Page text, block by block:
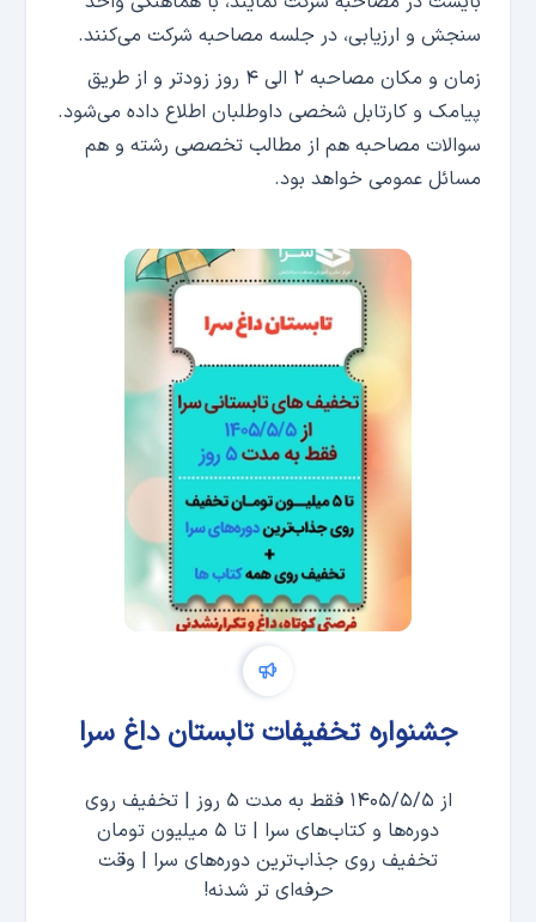
سنجش و ارزیابی، در جلسه مصاحبه شرکت می‌کنند.
زمان و مکان مصاحبه ۲ الی ۴ روز زودتر و از طریق
پیامک و کارتابل شخصی داوطلبان اطلاع داده می‌شود.
سوالات مصاحبه هم از مطالب تخصصی رشته و هم
مسائل عمومی خواهد بود.
جشنواره تخفیفات تابستان داغ سرا
از ۱۴۰۵/۵/۵ فقط به مدت ۵ روز | تخفیف روی
دوره‌ها و کتاب‌های سرا | تا ۵ میلیون تومان
تخفیف روی جذاب‌ترین دوره‌های سرا | وقت
حرفه‌ای تر شدنه!